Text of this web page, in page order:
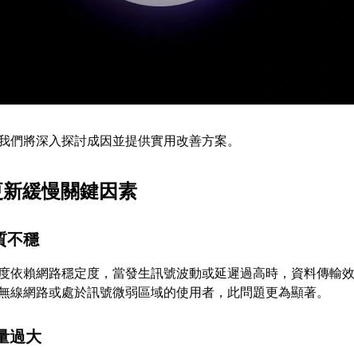
們將深入探討成因並提供實用改善方案。
緩慢關鍵因素
不穩
依賴網路穩定度，當發生訊號波動或延遲過高時，資料傳輸
線網路或處於訊號微弱區域的使用者，此問題更為顯著。
過大